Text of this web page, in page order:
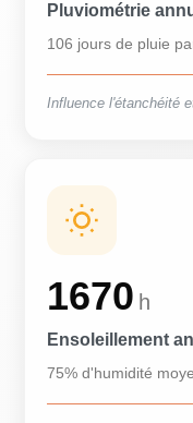
Pluviométrie
106 jours de pluie
Influence l'étanchéité
1670 h
Ensoleillement
75% d'humidité